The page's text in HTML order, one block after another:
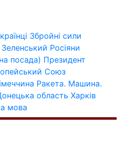
Збройні сили
Росіяни
посада) Президент
Союз
Ракета. Машина.
область Харків
мова